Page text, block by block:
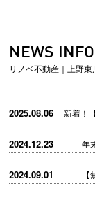
NEWS
リノベ不動産｜上野
2025.08.06 新着！
2024.12.23 年
2024.09.01